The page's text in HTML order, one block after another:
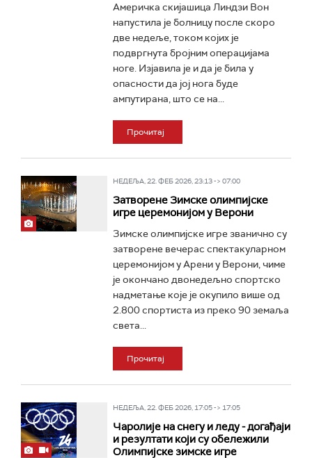
Америчка скијашица Линдзи Вон
напустила је болницу после скоро
две недеље, током којих је
подвргнута бројним операцијама
ноге. Изјавила је и да је била у
опасности да јој нога буде
ампутирана, што се на...
Прочитај
НЕДЕЉА, 22. ФЕБ 2026, 23:13 -> 07:00
Затворене Зимске олимпијске
игре церемонијом у Верони
Зимске олимпијске игре званично су
затворене вечерас спектакуларном
церемонијом у Арени у Верони, чиме
је окончано двонедељно спортско
надметање које је окупило више од
2.800 спортиста из преко 90 земаља
света...
Прочитај
НЕДЕЉА, 22. ФЕБ 2026, 17:05 -> 17:05
Чаролије на снегу и леду - догађаји
и резултати који су обележили
Олимпијске зимске игре